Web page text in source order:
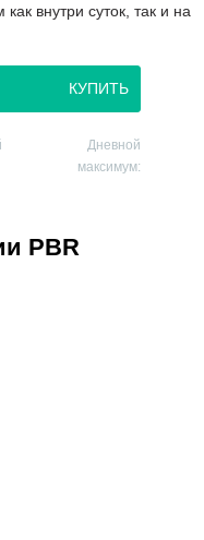
внутри суток, так и на
КУПИТЬ
Дневной
максимум:
PBR